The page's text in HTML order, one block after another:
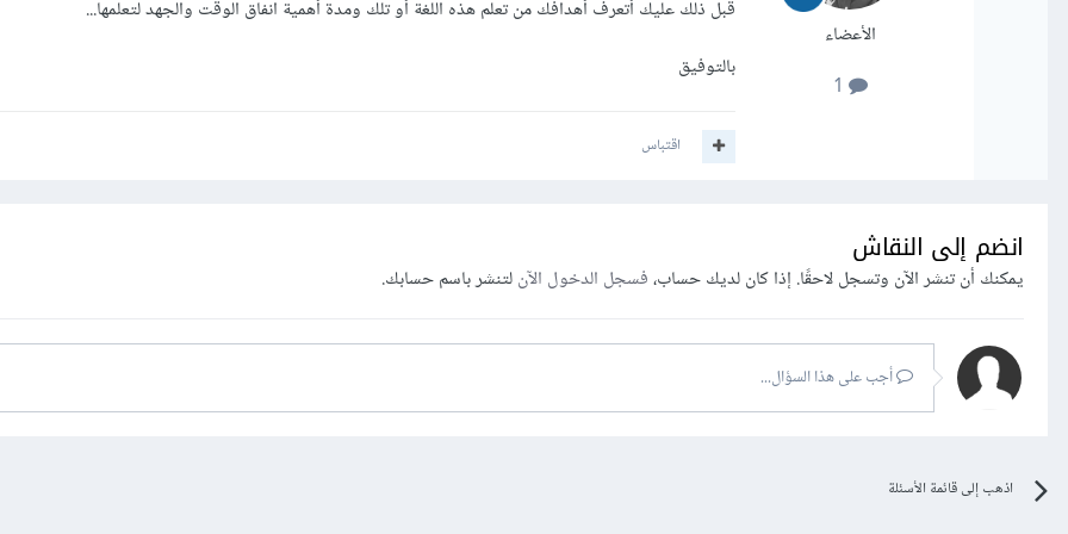
الأعضاء
قبل ذلك عليك أتعرف أهدافك من تعلم هذه اللغة أو تلك ومدة أهمية انفاق الوقت والجهد لتعلمها...
بالتوفيق
اقتباس
انضم إلى النقاش
يمكنك أن تنشر الآن وتسجل لاحقًا. إذا كان لديك حساب،فسجل الدخول الآنلتنشر باسم حسابك.
أجب على هذا السؤال...
اذهب إلى قائمة الأسئلة